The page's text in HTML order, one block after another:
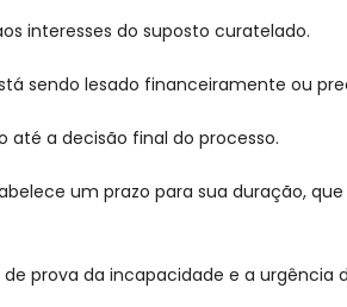
interesses do suposto curatelado.
sendo lesado financeiramente ou
até a decisão final do processo.
um prazo para sua duração,
prova da incapacidade e a urgência